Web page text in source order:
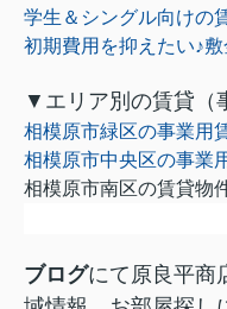
学生＆シングル向けの
初期費用を抑えたい♪
▼ エリア別の賃貸（
相模原市緑区の事業用
相模原市中央区の事業
相模原市南区の賃貸物
ブログにて原良平商